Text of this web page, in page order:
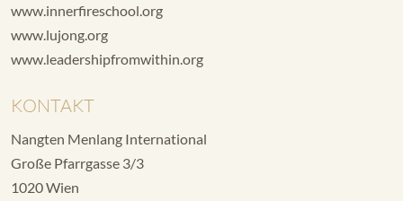
www.innerfireschool.org
www.lujong.org
www.leadershipfromwithin.org
KONTAKT
Nangten Menlang International
Große Pfarrgasse 3/3
1020 Wien